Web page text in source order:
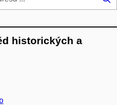
historických a